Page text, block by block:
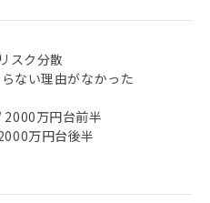
スク分散
ない理由がなかった
万円台前半
万円台後半